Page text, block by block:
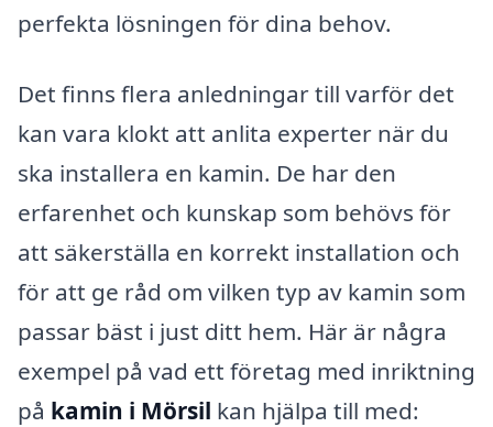
perfekta lösningen för dina behov.
Det finns flera anledningar till varför det
kan vara klokt att anlita experter när du
ska installera en kamin. De har den
erfarenhet och kunskap som behövs för
att säkerställa en korrekt installation och
för att ge råd om vilken typ av kamin som
passar bäst i just ditt hem. Här är några
exempel på vad ett företag med inriktning
på kamin i Mörsil kan hjälpa till med: